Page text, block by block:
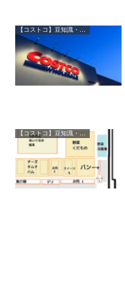
【コストコ】豆知識・裏技